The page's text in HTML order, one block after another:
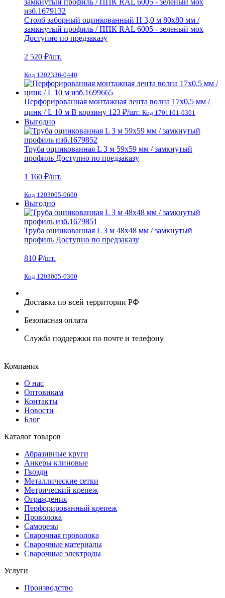
Столб заборный оцинкованный H 3,0 м 80х80 мм /
замкнутый профиль / ППК RAL 6005 - зеленый мох
Доступно по предзаказу
2 520 ₽/шт.
Код 1202336-0440
Перфорированная монтажная лента волна 17х0,5 мм /
цинк / L 10 м В корзину 123 ₽/шт. Код 1701101-0301
Выгодно
Труба оцинкованная L 3 м 59х59 мм / замкнутый
профиль Доступно по предзаказу
1 160 ₽/шт.
Код 1203005-0600
Выгодно
Труба оцинкованная L 3 м 48х48 мм / замкнутый
профиль Доступно по предзаказу
810 ₽/шт.
Код 1203005-0300
Доставка по всей территории РФ
Безопасная оплата
Служба поддержки по почте и телефону
Компания
О нас
Оптовикам
Контакты
Новости
Блог
Каталог товаров
Абразивные круги
Анкеры клиновые
Гвозди
Металлические сетки
Метрический крепеж
Ограждения
Перфорированный крепеж
Проволока
Саморезы
Сварочная проволока
Сварочные материалы
Сварочные электроды
Услуги
Производство